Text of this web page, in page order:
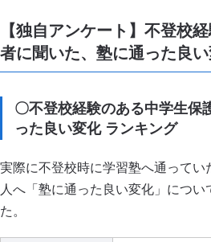
【独自アンケート】不登校
者に聞いた、塾に通った良
〇不登校経験のある中学生保
った良い変化 ランキング
実際に不登校時に学習塾へ通って
人へ「塾に通った良い変化」につ
た。